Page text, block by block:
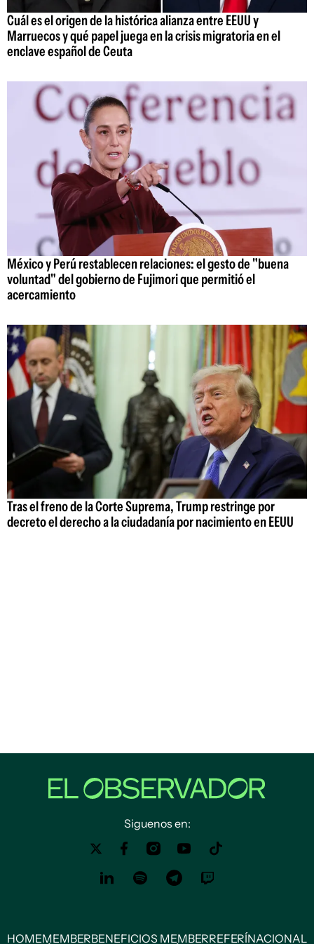
Cuál es el origen de la histórica alianza entre EEUU y
Marruecos y qué papel juega en la crisis migratoria en el
enclave español de Ceuta
México y Perú restablecen relaciones: el gesto de "buena
voluntad" del gobierno de Fujimori que permitió el
acercamiento
Tras el freno de la Corte Suprema, Trump restringe por
decreto el derecho a la ciudadanía por nacimiento en EEUU
Siguenos en:
HOMEMEMBERBENEFICIOS MEMBERREFERÍNACIONAL